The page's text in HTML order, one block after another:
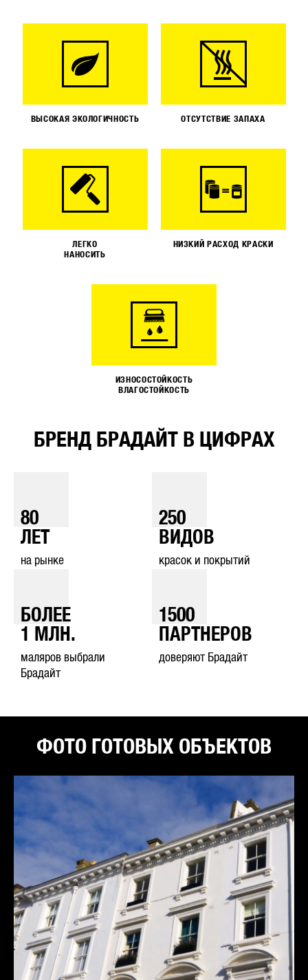
ВЫСОКАЯ ЭКОЛОГИЧНОСТЬ ОТСУТСТВИЕ ЗАПАХА
ЛЕГКО
НАНОСИТЬ
НИЗКИЙ РАСХОД КРАСКИ
ИЗНОСОСТОЙКОСТЬ
ВЛАГОСТОЙКОСТЬ
БРЕНД БРАДАЙТ В ЦИФРАХ
80
ЛЕТ
на рынке
250
ВИДОВ
красок и покрытий
БОЛЕЕ
1
МЛН.
маляров выбрали
Брадайт
1500
ПАРТНЕРОВ
доверяют Брадайт
ФОТО ГОТОВЫХ ОБЪЕКТОВ